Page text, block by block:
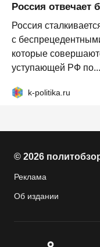
Россия отвечает
Россия
с
которые
уступающей РФ по...
k-politika.ru
© 2026
Реклама
Об издании